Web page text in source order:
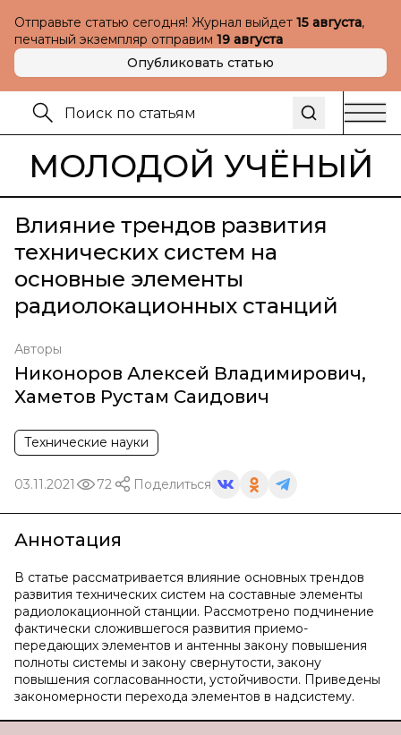
Отправьте статью сегодня! Журнал выйдет 15 августа,
печатный экземпляр отправим 19 августа
Опубликовать статью
МОЛОДОЙ УЧЁНЫЙ
Влияние трендов развития
технических систем на
основные элементы
радиолокационных станций
Авторы
Никоноров Алексей Владимирович,
Хаметов Рустам Саидович
Технические науки
03.11.2021 72 Поделиться
Аннотация
В статье рассматривается влияние основных трендов
развития технических систем на составные элементы
радиолокационной станции. Рассмотрено подчинение
фактически сложившегося развития приемо-
передающих элементов и антенны закону повышения
полноты системы и закону свернутости, закону
повышения согласованности, устойчивости. Приведены
закономерности перехода элементов в надсистему.